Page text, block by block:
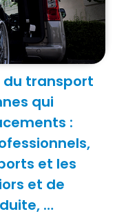
du transport
qui
:
et les
et de
…